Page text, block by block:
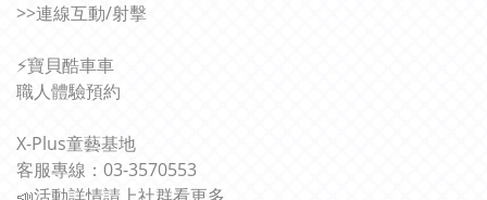
>>連線互動/射擊
⚡寶貝酷車車
職人體驗預約
X-Plus童藝基地
客服專線：03-3570553